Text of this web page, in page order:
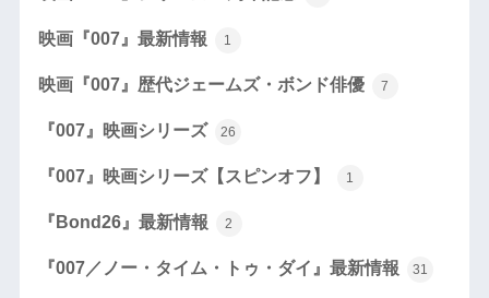
映画『007』最新情報 1
映画『007』歴代ジェームズ・ボンド俳優 7
『007』映画シリーズ 26
『007』映画シリーズ【スピンオフ】 1
『Bond26』最新情報 2
『007／ノー・タイム・トゥ・ダイ』最新情報 31